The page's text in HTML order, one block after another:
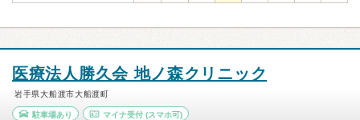
医療法人勝久会 地ノ森クリニック
岩手県大船渡市大船渡町
駐車場あり マイナ受付(スマホ可)